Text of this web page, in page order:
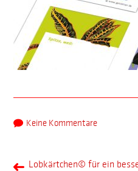
Keine Kommentare
Lobkärtchen© für ein